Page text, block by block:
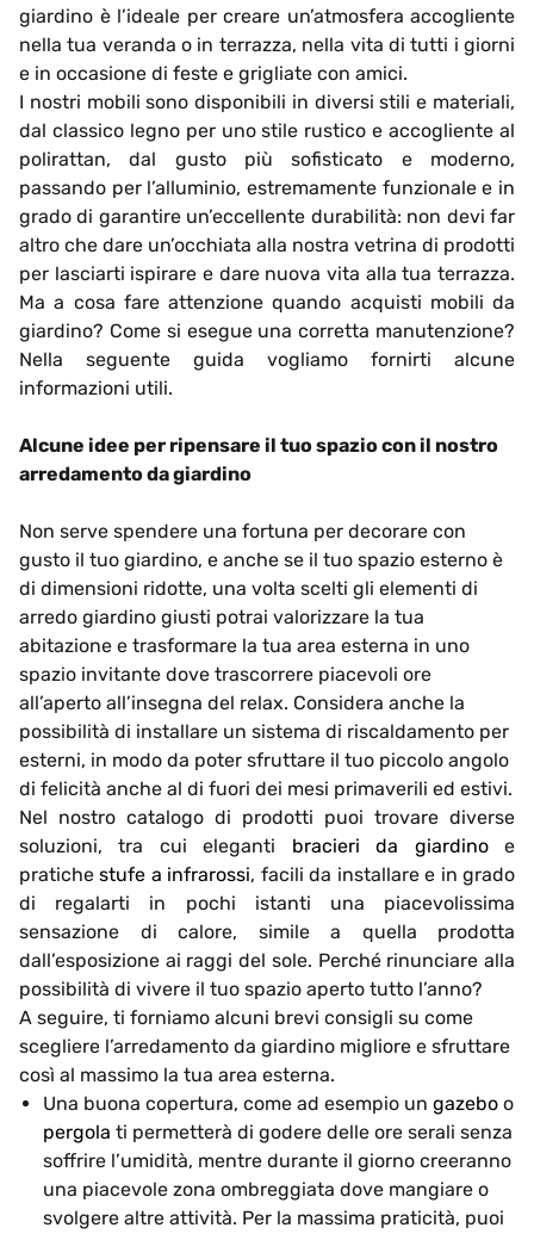
giardino è l’ideale per creare un’atmosfera accogliente
nella tua veranda o in terrazza, nella vita di tutti i giorni
e in occasione di feste e grigliate con amici.
I nostri mobili sono disponibili in diversi stili e materiali,
dal classico legno per uno stile rustico e accogliente al
polirattan, dal gusto più sofisticato e moderno,
passando per l’alluminio, estremamente funzionale e in
grado di garantire un’eccellente durabilità: non devi far
altro che dare un’occhiata alla nostra vetrina di prodotti
per lasciarti ispirare e dare nuova vita alla tua terrazza.
Ma a cosa fare attenzione quando acquisti mobili da
giardino? Come si esegue una corretta manutenzione?
Nella seguente guida vogliamo fornirti alcune
informazioni utili.
Alcune idee per ripensare il tuo spazio con il nostro
arredamento da giardino
Non serve spendere una fortuna per decorare con
gusto il tuo giardino, e anche se il tuo spazio esterno è
di dimensioni ridotte, una volta scelti gli elementi di
arredo giardino giusti potrai valorizzare la tua
abitazione e trasformare la tua area esterna in uno
spazio invitante dove trascorrere piacevoli ore
all’aperto all’insegna del relax. Considera anche la
possibilità di installare un sistema di riscaldamento per
esterni, in modo da poter sfruttare il tuo piccolo angolo
di felicità anche al di fuori dei mesi primaverili ed estivi.
Nel nostro catalogo di prodotti puoi trovare diverse
soluzioni, tra cui eleganti bracieri da giardinoe
pratichestufe a infrarossi, facili da installare e in grado
di regalarti in pochi istanti una piacevolissima
sensazione di calore, simile a quella prodotta
dall’esposizione ai raggi del sole. Perché rinunciare alla
possibilità di vivere il tuo spazio aperto tutto l’anno?
A seguire, ti forniamo alcuni brevi consigli su come
scegliere l’arredamento da giardino migliore e sfruttare
così al massimo la tua area esterna.
Una buona copertura, come ad esempio un gazebo o
pergola ti permetterà di godere delle ore serali senza
soffrire l’umidità, mentre durante il giorno creeranno
una piacevole zona ombreggiata dove mangiare o
svolgere altre attività. Per la massima praticità, puoi